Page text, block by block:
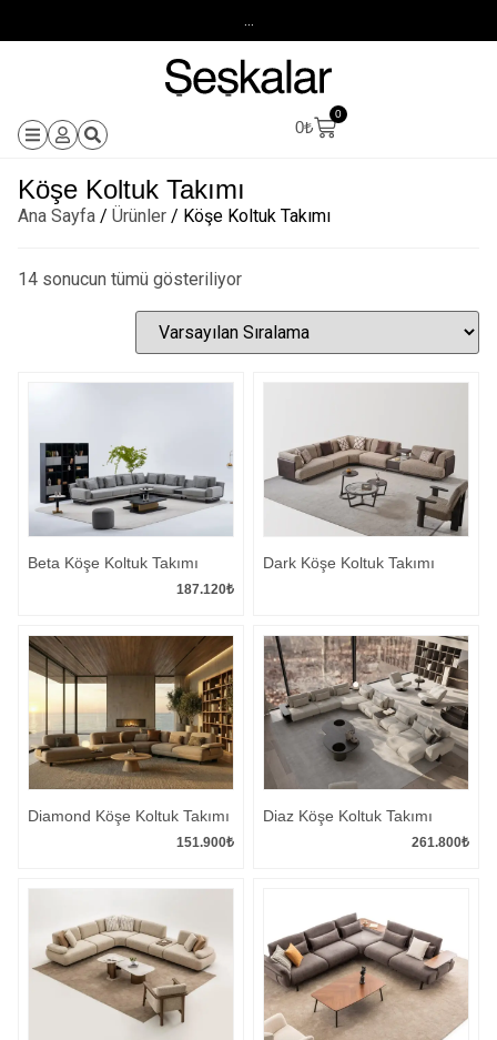
0₺
0
Köşe Koltuk Takımı
Ana Sayfa / Ürünler / Köşe Koltuk Takımı
14 sonucun tümü gösteriliyor
Beta Köşe Koltuk Takımı
187.120₺
Dark Köşe Koltuk Takımı
Diamond Köşe Koltuk Takımı
151.900₺
Diaz Köşe Koltuk Takımı
261.800₺